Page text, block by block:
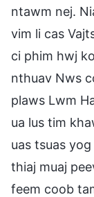
ntawm nej.
vim li cas
ci phim hwj
nthuav Nws
plaws Lwm
ua lus tim
uas tsuas
thiaj muaj
feem coob